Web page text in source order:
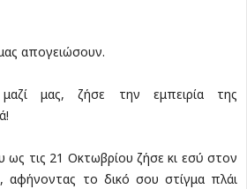
απογειώσουν.
μας, ζήσε την εμπειρία της
ως τις 21 Οκτωβρίου ζήσε κι εσύ στον
το δικό σου στίγμα πλάι